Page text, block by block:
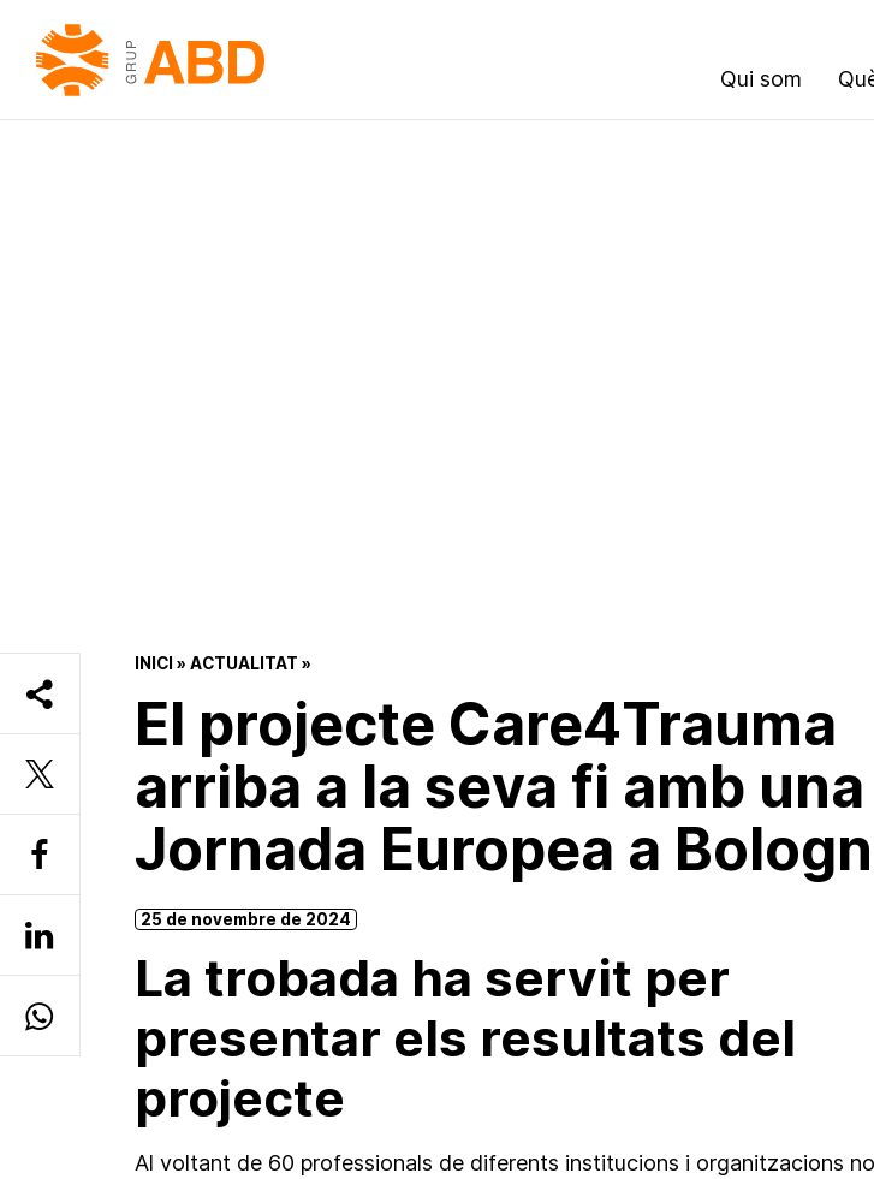
Qui som
INICI » ACTUALITAT »
El projecte Care4Trauma
arriba a la seva fi amb una
Jornada Europea a
25 de novembre de 2024
La trobada ha servit per
presentar els resultats del
projecte
Al voltant de 60 professionals de diferents institucions i organitzacions no